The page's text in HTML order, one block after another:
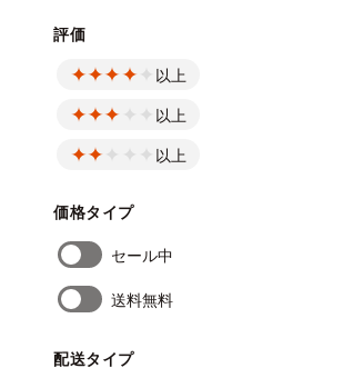
評価
以上
以上
以上
価格タイプ
セール中
送料無料
配送タイプ